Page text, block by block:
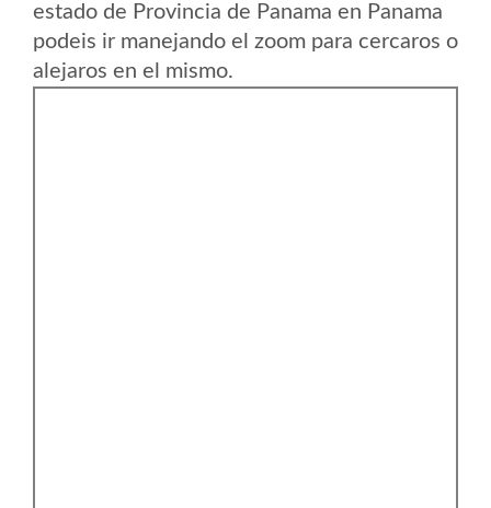
estado de Provincia de Panama en Panama
podeis ir manejando el zoom para cercaros o
alejaros en el mismo.